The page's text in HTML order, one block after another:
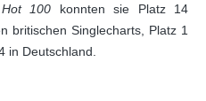
100 konnten sie Platz 14
britischen Singlecharts, Platz 1
in Deutschland.